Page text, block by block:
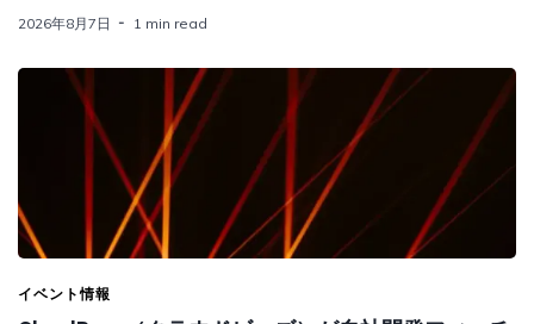
2026年8月7日 1 min read
イベント情報